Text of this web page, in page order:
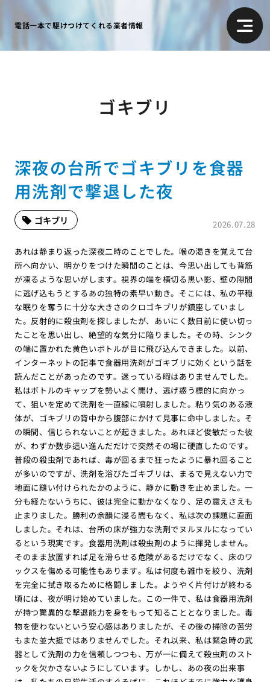
電話一本で駆けつけてくれる業者情報
ゴキブリ
深夜の台所でゴキブリを食器
用洗剤で撃退した夜
2026.07.28
ゴキブリ
あれは静まり返った深夜二時のことでした。喉の渇きを覚えて台
所へ向かい、明かりをつけた瞬間のことは、今思い出しても背筋
が凍るような思いがします。視界の端を横切る黒い影、壁の隙間
に逃げ込もうとするあの独特の素早い動き。そこには、私の平穏
な眠りを奪うに十分な大きさのクロゴキブリが鎮座していまし
た。反射的に殺虫剤を探しましたが、あいにく数日前に使い切っ
たことを思い出し、絶望的な気分に陥りました。その時、シンク
の端に置かれた黄色いボトルが目に飛び込んできました。以前、
インターネットの記事で食器用洗剤がゴキブリに効くという話を
読んだことがあったのです。迷っている暇はありませんでした。
私はボトルのキャップを勢いよく開け、逃げ惑う標的に向かっ
て、狙いを定めて洗剤を一直線に噴射しました。粘り気のある液
体が、ゴキブリの背中から腹部にかけて見事に命中しました。そ
の瞬間、信じられないことが起きました。あれほど俊敏だった彼
が、わずか数歩這い進んだだけで突然その場に硬直したのです。
普段の殺虫剤であれば、毒が回るまで狂ったように暴れ回ること
が多いのですが、洗剤を浴びたゴキブリは、まるで見えない力で
地面に縫い付けられたかのように、静かに動きを止めました。一
分も経たないうちに、彼は完全に動かなくなり、足の震えさえも
止まりました。勝利の余韻に浸る間もなく、私は次の課題に直面
しました。それは、台所の床が強力な洗剤でヌルヌルになってい
るという現実です。食器用洗剤は殺虫剤のように揮発しません。
そのまま放置すれば足を滑らせる危険があるだけでなく、床のワ
ックスを傷める可能性もあります。私は何度も雑巾を絞り、洗剤
を完全に拭き取るために格闘しました。ようやく片付けが終わる
頃には、夜が明け始めていました。この一件で、私は食器用洗剤
が持つ驚異的な撃退能力を身をもって知ることとなりました。毒
物を使わないという安心感はありましたが、その後の掃除の苦労
もまた並大抵ではありませんでした。それ以来、私は緊急時の武
器として洗剤の力を信頼しつつも、万が一に備えて殺虫剤のスト
ックを欠かさないようにしています。しかし、あの夜の出来事